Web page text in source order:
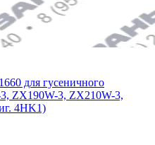
для гусеничного
ZX190W-3, ZX210W-3,
4HK1)